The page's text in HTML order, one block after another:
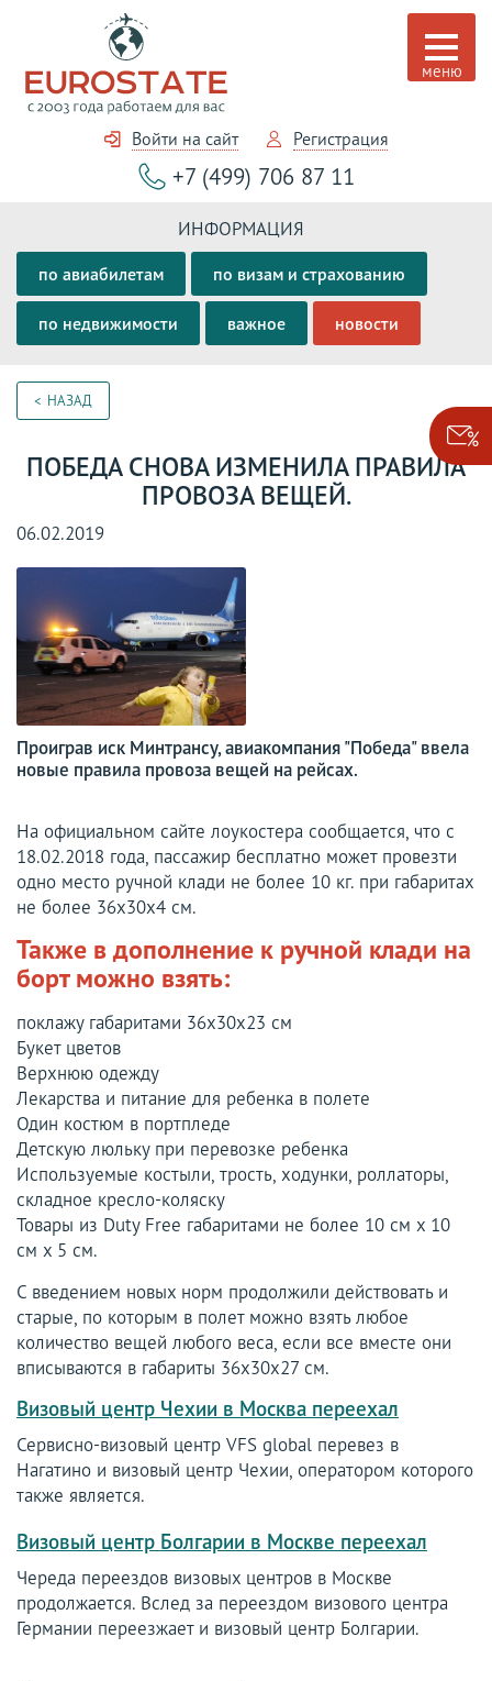
Войти на сайт Регистрация
+7 (499) 706 87 11
ИНФОРМАЦИЯ
по авиабилетам по визам и страхованию
по недвижимости важное новости
НАЗАД
ПОБЕДА СНОВА ИЗМЕНИЛА ПРАВИЛА
ПРОВОЗА ВЕЩЕЙ.
06.02.2019
Проиграв иск Минтрансу, авиакомпания "Победа" ввела
новые правила провоза вещей на рейсах.
На официальном сайте лоукостера сообщается, что с
18.02.2018 года, пассажир бесплатно может провезти
одно место ручной клади не более 10 кг. при габаритах
не более 36х30х4 см.
Также в дополнение к ручной клади на
борт можно взять:
поклажу габаритами 36х30х23 см
Букет цветов
Верхнюю одежду
Лекарства и питание для ребенка в полете
Один костюм в портпледе
Детскую люльку при перевозке ребенка
Используемые костыли, трость, ходунки, роллаторы,
складное кресло-коляску
Товары из Duty Free габаритами не более 10 см х 10
см х 5 см.
С введением новых норм продолжили действовать и
старые, по которым в полет можно взять любое
количество вещей любого веса, если все вместе они
вписываются в габариты 36х30х27 см.
Визовый центр Чехии в Москва переехал
Сервисно-визовый центр VFS global перевез в
Нагатино и визовый центр Чехии, оператором которого
также является.
Визовый центр Болгарии в Москве переехал
Череда переездов визовых центров в Москве
продолжается. Вслед за переездом визового центра
Германии переезжает и визовый центр Болгарии.